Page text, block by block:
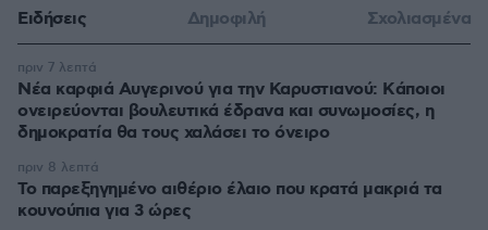
Ειδήσεις Δημοφιλή Σχολιασμένα
Νέα καρφιά Αυγερινού για την Καρυστιανού: Kάποιοι
ονειρεύονται βουλευτικά έδρανα και συνωμοσίες, η
δημοκρατία θα τους χαλάσει το όνειρο
πριν 7 λεπτά
Το παρεξηγημένο αιθέριο έλαιο που κρατά μακριά τα
κουνούπια για 3 ώρες
πριν 8 λεπτά